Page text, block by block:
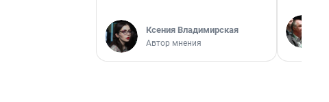
Ксения Владимирская
Автор мнения